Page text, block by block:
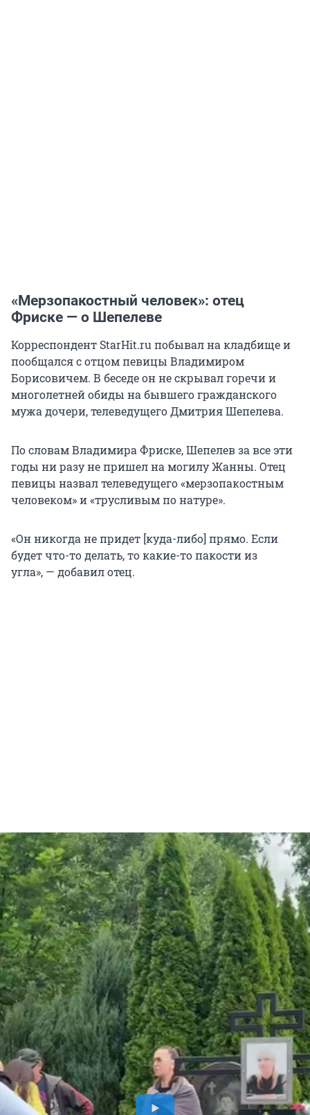
«Мерзопакостный человек»: отец
Фриске — о Шепелеве
Корреспондент StarHit.ru побывал на кладбище и
пообщался с отцом певицы Владимиром
Борисовичем. В беседе он не скрывал горечи и
многолетней обиды на бывшего гражданского
мужа дочери, телеведущего Дмитрия Шепелева.
По словам Владимира Фриске, Шепелев за все эти
годы ни разу не пришел на могилу Жанны. Отец
певицы назвал телеведущего «мерзопакостным
человеком» и «трусливым по натуре».
«Он никогда не придет [куда-либо] прямо. Если
будет что-то делать, то какие-то пакости из
угла», — добавил отец.